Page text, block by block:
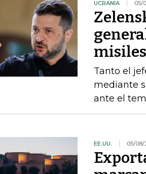
UCRANIA 05/
Tanto el
mediante
ante el
EE.UU. 05/08/